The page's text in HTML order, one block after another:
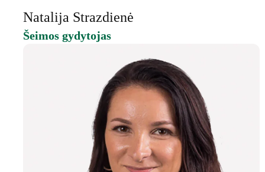
Natalija Strazdienė
Šeimos gydytojas